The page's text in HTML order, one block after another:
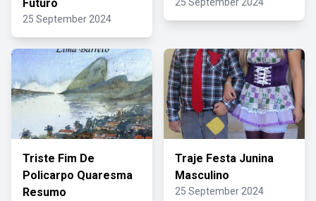
Futuro
25 September 2024
Triste Fim De
Policarpo Quaresma
Resumo
Traje Festa Junina
Masculino
25 September 2024